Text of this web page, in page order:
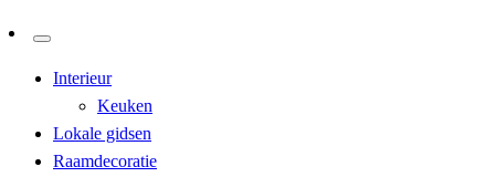
Interieur
Keuken
Lokale gidsen
Raamdecoratie